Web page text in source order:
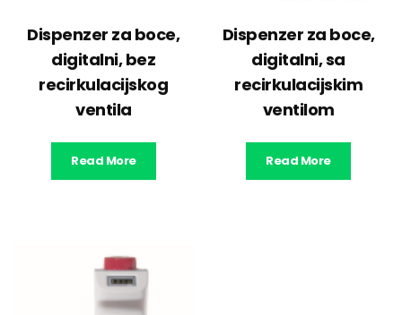
Dispenzer za boce,
digitalni, bez
recirkulacijskog
ventila
Read More
Dispenzer za boce,
digitalni, sa
recirkulacijskim
ventilom
Read More